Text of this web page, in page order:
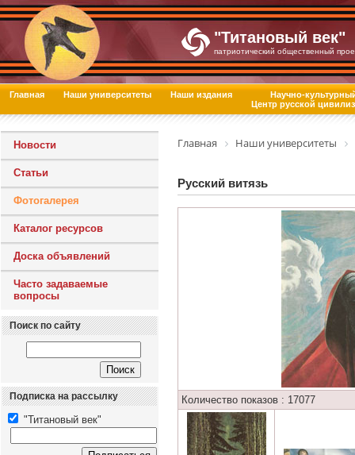
"Титановый век"
патриотический общественный
Главная Наши университеты Наши издания
Научно-
Центр русской
Новости
Статьи
Фотогалерея
Каталог ресурсов
Доска объявлений
Часто задаваемые
вопросы
Поиск по сайту
Подписка на рассылку
"Титановый век"
Главная Наши университеты
Русский витязь
Количество показов : 17077